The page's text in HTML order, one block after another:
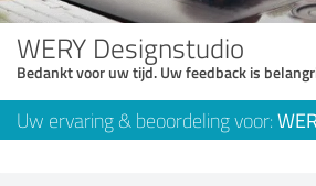
WERY Designstudio
Bedankt voor uw tijd. Uw feedback is
Uw ervaring & beoordeling voor: